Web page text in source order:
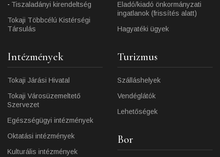
Tiszaladányi kirendeltség
Tokaji Többcélú Kistérségi
Társulás
Eladó/kiadó önkormányzati
ingatlanok (frissítés alatt)
Hagyatéki ügyek
Intézmények
Tokaji Járási Hivatal
Tokaji Városüzemeltető
Szervezet
Egészségügyi intézmények
Oktatási intézmények
Kulturális intézmények
Turizmus
Szálláshelyek
Vendéglátók
Lehetőségek
Bor